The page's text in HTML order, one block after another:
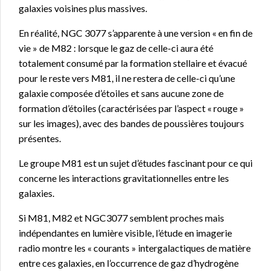
galaxies voisines plus massives.
En réalité, NGC 3077 s’apparente à une version « en fin de
vie » de M82 : lorsque le gaz de celle-ci aura été
totalement consumé par la formation stellaire et évacué
pour le reste vers M81, il ne restera de celle-ci qu’une
galaxie composée d’étoiles et sans aucune zone de
formation d’étoiles (caractérisées par l’aspect « rouge »
sur les images), avec des bandes de poussières toujours
présentes.
Le groupe M81 est un sujet d’études fascinant pour ce qui
concerne les interactions gravitationnelles entre les
galaxies.
Si M81, M82 et NGC3077 semblent proches mais
indépendantes en lumière visible, l’étude en imagerie
radio montre les « courants » intergalactiques de matière
entre ces galaxies, en l’occurrence de gaz d’hydrogène